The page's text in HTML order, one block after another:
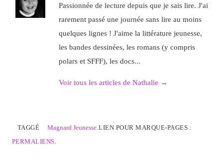
Passionnée de lecture depuis que je sais lire. J'ai
rarement passé une journée sans lire au moins
quelques lignes ! J'aime la littérature jeunesse,
les bandes dessinées, les romans (y compris
polars et SFFF), les docs...
Voir tous les articles de Nathalie →
TAGGÉ Magnard Jeunesse.LIEN POUR MARQUE-PAGES :
PERMALIENS.